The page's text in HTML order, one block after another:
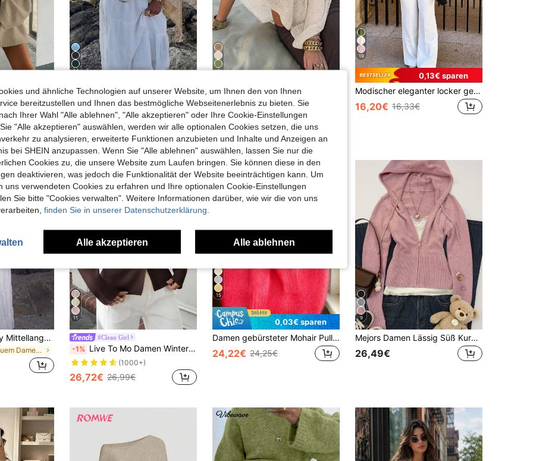
FOR BEAUTY Damen Strickpullover im Y2K-Stil für Herbst/Winter, einfarbig, Rundhalsausschnitt, Langarm, lockere Passform, lässig, modisch, für Pendeln und Alltag, Top
24
#Halstuch Oberteile
FOR BEAUTY Damen Sommer Neues Strickoberteil, Lässiger Stil, einfarbiges goldenes lockeres Schal-Cover-Up, Boho-Stil, geeignet für Strand und Urlaub, Resort-Kleidung
#1 Bestseller in Stoff Hautfreundliche Tops für jeden Tag
16,82€
5
-1% Damen Neues Off-Shoulder halbtransparent ärmellos asymmetrisches Strickoberteil, modisch lässig sexy Urlaubs-Strandparty-Pullover, geeignet für Frühling, Herbst und Sommer
16,82€ 16,99€
19
0,13€ sparen
Modischer eleganter locker gestrickter Schal-Cardigan, Damen-Lässig-Schnitt, leicht, vielseitiger Stil für Reisen und Strand
16,20€ 16,33€
Damen Lässig Sexy Mittellange Transparente Mesh Stoff Glockenärmel Strick Pullover Top, Boho Stil Strand Cover-Up Urlaubsbekleidung Herbst
in Bequem Damen Strickwaren
11
#Clean Girl
-1% Live To Mo Damen Winter Strickjacke, Langarm mit Knopfdesign, Business Casual Stil Braun Herbst
(1000+)
26,72€ 26,99€
15
0,03€ sparen
Damen gebürsteter Mohair Pullover - Französisch inspirierte Raglanärmel, schulterfrei Plüsch Strick für Herbst Winter, Schulanfang, Halloween
24,22€ 24,25€
9
Mejors Damen Lässig Süß Kurz Reißverschluss Kapuzen-Strickjacke, Weihnacht/Erntedank/Neujahr Geschenk Rosa Herbst
26,49€
und ähnliche Technologien auf unserer Website, um Ihnen den von Ihnen
bereitzustellen und Ihnen das bestmögliche Webseitenerlebnis zu bieten. Sie
Ihrer Wahl "Alle ablehnen", "Alle akzeptieren" oder Ihre Cookie-Einstellungen
"Alle akzeptieren" auswählen, werden wir alle optionalen Cookies setzen, die uns
zu analysieren, erweiterte Funktionen anzubieten und Inhalte und Anzeigen an
bei SHEIN anzupassen. Wenn Sie "Alle ablehnen" auswählen, lassen Sie nur die
Cookies zu, die unsere Website zum Laufen bringen. Sie können diese in den
deaktivieren, was jedoch die Funktionalität der Website beeinträchtigen kann. Um
uns verwendeten Cookies zu erfahren und Ihre optionalen Cookie-Einstellungen
Sie bitte "Cookies verwalten". Weitere Informationen darüber, wie wir die von uns
finden Sie in unserer Datenschutzerklärung.
Alle akzeptieren Alle ablehnen